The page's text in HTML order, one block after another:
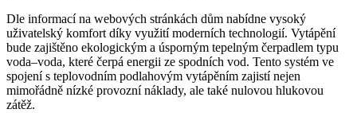
Dle informací na webových stránkách dům nabídne vysoký
uživatelský komfort díky využití moderních technologií. Vytápění
bude zajištěno ekologickým a úsporným tepelným čerpadlem typu
voda–voda, které čerpá energii ze spodních vod. Tento systém ve
spojení s teplovodním podlahovým vytápěním zajistí nejen
mimořádně nízké provozní náklady, ale také nulovou hlukovou
zátěž.